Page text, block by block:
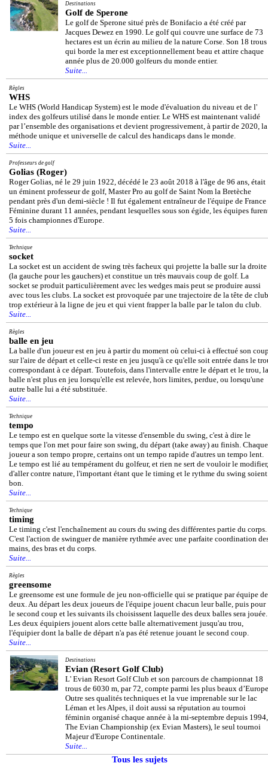
Destinations
Golf de Sperone
Le golf de Sperone situé près de Bonifacio a été créé par
Jacques Dewez en 1990. Le golf qui couvre une surface de 73
hectares est un écrin au milieu de la nature Corse. Son 18 trous
qui borde la mer est exceptionnellement beau et attire chaque
année plus de 20.000 golfeurs du monde entier.
Suite...
Règles
WHS
Le WHS (World Handicap System) est le mode d'évaluation du niveau et de l'
index des golfeurs utilisé dans le monde entier. Le WHS est maintenant validé
par l’ensemble des organisations et devient progressivement, à partir de 2020, la
méthode unique et universelle de calcul des handicaps dans le monde.
Suite...
Professeurs de golf
Golias (Roger)
Roger Golias, né le 29 juin 1922, décédé le 23 août 2018 à l'âge de 96 ans, était
un éminent professeur de golf, Master Pro au golf de Saint Nom la Bretèche
pendant près d'un demi-siècle ! Il fut également entraîneur de l'équipe de France
Féminine durant 11 années, pendant lesquelles sous son égide, les équipes
5 fois championnes d'Europe.
Suite...
Technique
socket
La socket est un accident de swing très facheux qui projette la balle sur la droite
(la gauche pour les gauchers) et constitue un très mauvais coup de golf. La
socket se produit particulièrement avec les wedges mais peut se produire aussi
avec tous les clubs. La socket est provoquée par une trajectoire de la tête de club
trop extérieur à la ligne de jeu et qui vient frapper la balle par le talon du club.
Suite...
Règles
balle en jeu
La balle d'un joueur est en jeu à partir du moment où celui-ci à effectué son
sur l'aire de départ et celle-ci reste en jeu jusqu'à ce qu'elle soit entrée dans le
correspondant à ce départ. Toutefois, dans l'intervalle entre le départ et le trou, la
balle n'est plus en jeu lorsqu'elle est relevée, hors limites, perdue, ou lorsqu'une
autre balle lui a été substituée.
Suite...
Technique
tempo
Le tempo est en quelque sorte la vitesse d'ensemble du swing, c'est à dire le
temps que l'on met pour faire son swing, du départ (take away) au finish. Chaque
joueur a son tempo propre, certains ont un tempo rapide d'autres un tempo lent.
Le tempo est lié au tempérament du golfeur, et rien ne sert de vouloir le modifier,
d'aller contre nature, l'important étant que le timing et le rythme du swing soient
bon.
Suite...
Technique
timing
Le timing c'est l'enchaînement au cours du swing des différentes partie du corps.
C'est l'action de swinguer de manière rythmée avec une parfaite coordination
mains, des bras et du corps.
Suite...
Règles
greensome
Le greensome est une formule de jeu non-officielle qui se pratique par équipe de
deux. Au départ les deux joueurs de l'équipe jouent chacun leur balle, puis pour
le second coup et les suivants ils choisissent laquelle des deux balles sera jouée.
Les deux équipiers jouent alors cette balle alternativement jusqu'au trou,
l'équipier dont la balle de départ n'a pas été retenue jouant le second coup.
Suite...
Destinations
Evian (Resort Golf Club)
L' Evian Resort Golf Club et son parcours de championnat 18
trous de 6030 m, par 72, compte parmi les plus beaux
Outre ses qualités techniques et la vue imprenable sur le lac
Léman et les Alpes, il doit aussi sa réputation au tournoi
féminin organisé chaque année à la mi-septembre depuis 1994,
The Evian Championship (ex Evian Masters), le seul tournoi
Majeur d'Europe Continentale.
Suite...
Tous les sujets